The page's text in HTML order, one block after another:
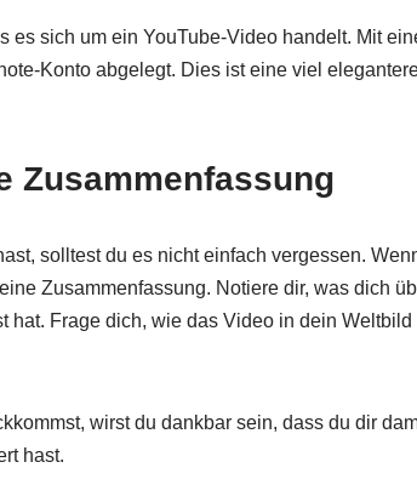
es sich um ein YouTube-Video handelt. Mit
Konto abgelegt. Dies ist eine viel
Zusammenfassung
solltest du es nicht einfach vergessen.
Zusammenfassung. Notiere dir, was dich
hat. Frage dich, wie das Video in dein
wirst du dankbar sein, dass du dir
hast.